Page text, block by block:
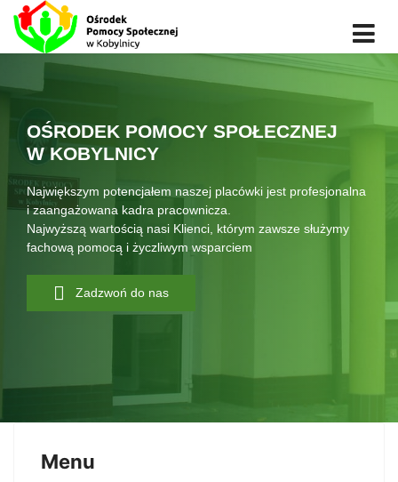
OŚRODEK POMOCY SPOŁECZNEJ
W KOBYLNICY
Największym potencjałem naszej placówki jest profesjonalna
i zaangażowana kadra pracownicza.
Najwyższą wartością nasi Klienci, którym zawsze służymy
fachową pomocą i życzliwym wsparciem
Zadzwoń do nas
Menu